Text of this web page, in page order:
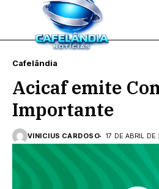
Cafelândia
Acicaf emite
Importante
VINICIUS CARDOSO 17 DE ABRIL